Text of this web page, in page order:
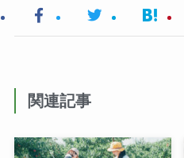
関連記事